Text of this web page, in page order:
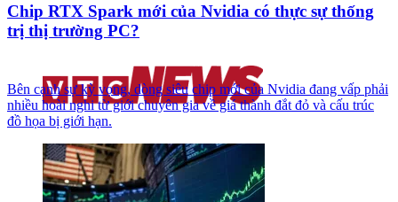
Chip RTX Spark mới của Nvidia có thực sự thống
trị thị trường PC?
Bên cạnh sự kỳ vọng, dòng siêu chip mới của Nvidia đang vấp phải
nhiều hoài nghi từ giới chuyên gia về giá thành đắt đỏ và cấu trúc
đồ họa bị giới hạn.